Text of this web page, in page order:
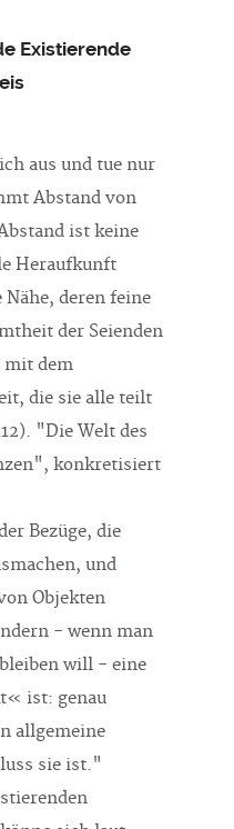
Abstand von
ist keine
Heraufkunft
deren feine
der Seienden
mit dem
die sie alle teilt
"Die Welt des
konkretisiert
Bezüge, die
und
Objekten
- wenn man
will - eine
ist: genau
allgemeine
sie ist."
sich laut